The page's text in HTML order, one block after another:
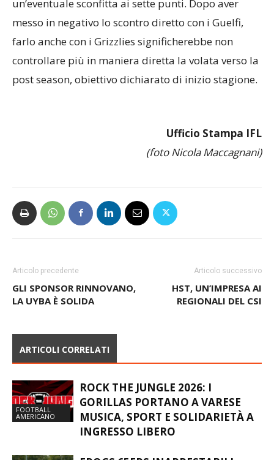
per gli Estensi è ovviamente il primo obiettivo, ma
quello di minimo sindacale è comunque contenere
un’eventuale sconfitta ai sette punti. Dopo aver
messo in negativo lo scontro diretto con i Guelfi,
farlo anche con i Grizzlies significherebbe non
(foto Nicola Maccagnani)
GLI SPONSOR RINNOVANO,
LA UYBA È SOLIDA
ARTICOLI CORRELATI
FOOTBALL
ROCK THE JUNGLE 2026: I